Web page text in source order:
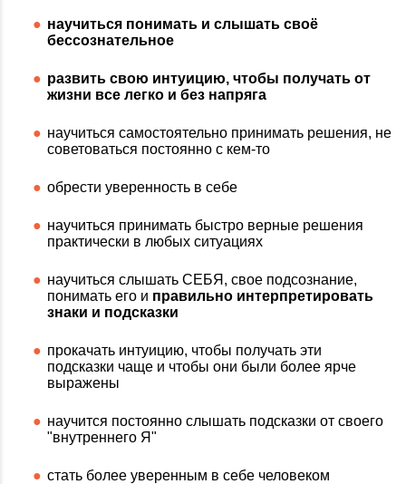
научиться понимать и слышать своё
бессознательное
развить свою интуицию, чтобы получать от
жизни все легко и без напряга
научиться самостоятельно принимать решения, не
советоваться постоянно с кем-то
обрести уверенность в себе
научиться принимать быстро верные решения
практически в любых ситуациях
научиться слышать СЕБЯ, свое подсознание,
понимать его и правильно интерпретировать
знаки и подсказки
прокачать интуицию, чтобы получать эти
подсказки чаще и чтобы они были более ярче
выражены
научится постоянно слышать подсказки от своего
"внутреннего Я"
стать более уверенным в себе человеком